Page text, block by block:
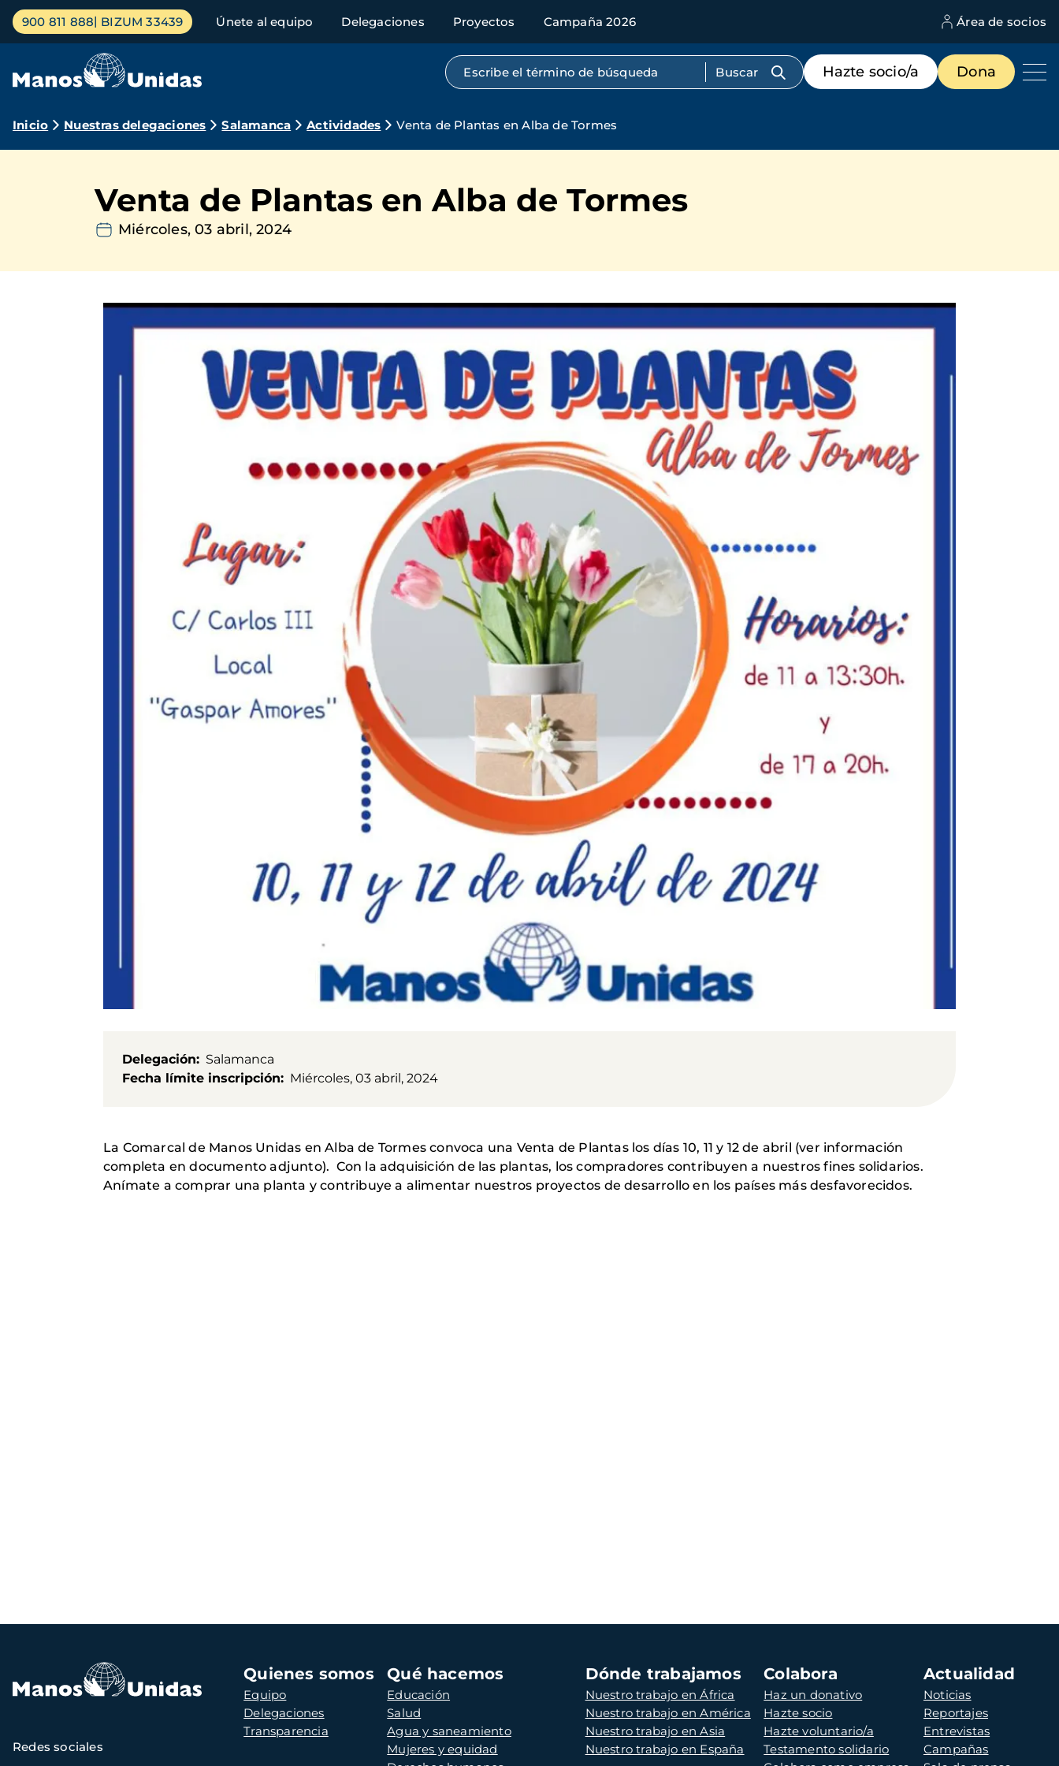
Pasar
contenido
Menú
principal
900 811 888 BIZUM 33439 Únete al equipo Delegaciones Proyectos Campaña 2026 Área de socios
Búsqueda por texto completo
Menú
de
destacados
Hazte socio/a Dona
Ruta
navegación
Inicio Nuestras delegaciones Salamanca Actividades Venta de Plantas en Alba de Tormes
Venta de Plantas en Alba de Tormes
Miércoles, 03 abril, 2024
Delegación
Salamanca
Fecha límite inscripción
Miércoles, 03 abril, 2024
La Comarcal de Manos Unidas en Alba de Tormes convoca una Venta de Plantas los días 10, 11 y 12 de abril (ver información
completa en documento adjunto). Con la adquisición de las plantas, los compradores contribuyen a nuestros fines solidarios.
Anímate a comprar una planta y contribuye a alimentar nuestros proyectos de desarrollo en los países más desfavorecidos.
Navegación
principal
Quienes somos
Equipo
Delegaciones
Transparencia
Qué hacemos
Educación
Salud
Agua y saneamiento
Mujeres y equidad
Dónde trabajamos
Nuestro trabajo en África
Nuestro trabajo en América
Nuestro trabajo en Asia
Nuestro trabajo en España
Colabora
Haz un donativo
Hazte socio
Hazte voluntario/a
Testamento solidario
Actualidad
Noticias
Reportajes
Entrevistas
Campañas
Redes sociales